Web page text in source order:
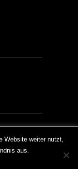
experience. We'll
out if you wish.
Website weiter nutzt,
aus.